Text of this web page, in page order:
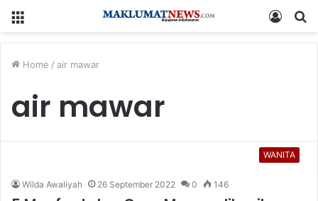
Log
Home / air mawar
air mawar
WANITA
Wilda Awaliyah 26 September 2022 0 146